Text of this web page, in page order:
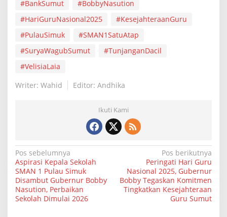
#BankSumut
#BobbyNasution
#HariGuruNasional2025
#KesejahteraanGuru
#PulauSimuk
#SMAN1SatuAtap
#SuryaWagubSumut
#TunjanganDacil
#VelisiaLaia
Writer: Wahid
Editor: Andhika
Ikuti Kami
N
a
v
i
Pos sebelumnya
Aspirasi Kepala Sekolah
SMAN 1 Pulau Simuk
Disambut Gubernur Bobby
Nasution, Perbaikan
Sekolah Dimulai 2026
Pos berikutnya
Peringati Hari Guru
Nasional 2025, Gubernur
Bobby Tegaskan Komitmen
Tingkatkan Kesejahteraan
Guru Sumut